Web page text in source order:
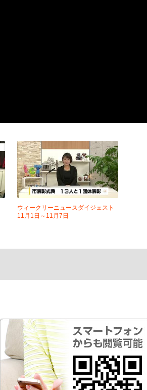
ウィークリーニュースダイジェスト
11月1日～11月7日